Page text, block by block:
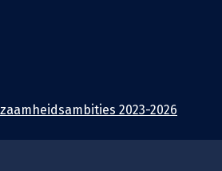
2023-2026